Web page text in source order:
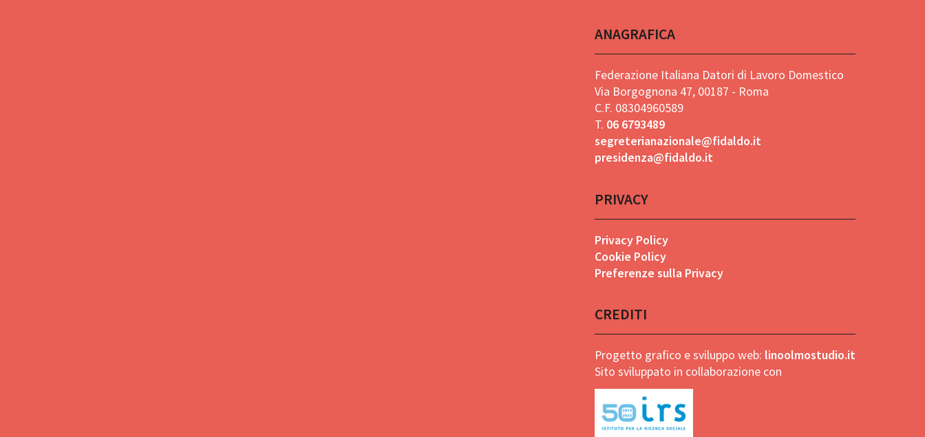
ANAGRAFICA
Federazione Italiana Datori di Lavoro Domestico
Via Borgognona 47, 00187 - Roma
C.F. 08304960589
T. 06 6793489
segreterianazionale@fidaldo.it
presidenza@fidaldo.it
PRIVACY
Privacy Policy
Cookie Policy
Preferenze sulla Privacy
CREDITI
Progetto grafico e sviluppo web: linoolmostudio.it
Sito sviluppato in collaborazione con